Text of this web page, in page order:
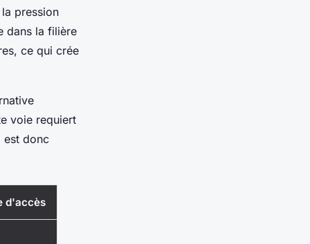
pression
dans la filière
ce qui crée
voie requiert
est donc
d'accès